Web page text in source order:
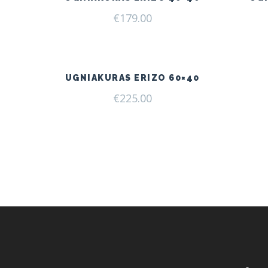
€179.00
UGNIAKURAS ERIZO 60×40
€225.00